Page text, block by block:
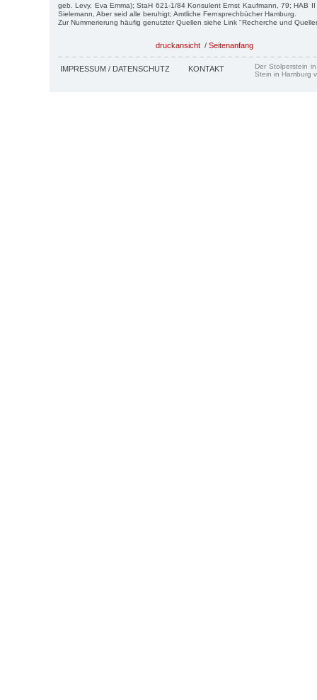
geb. Levy, Eva Emma); StaH 621-1/84 Konsulent Ernst Kaufmann, 79; HAB
Sielemann, Aber seid alle beruhigt; Amtliche Fernsprechbücher Hamburg.
Zur Nummerierung häufig genutzter Quellen siehe Link "Recherche und
druckansicht / Seitenanfang
IMPRESSUM / DATENSCHUTZ KONTAKT
Der Stolperstein
Stein in Hamburg